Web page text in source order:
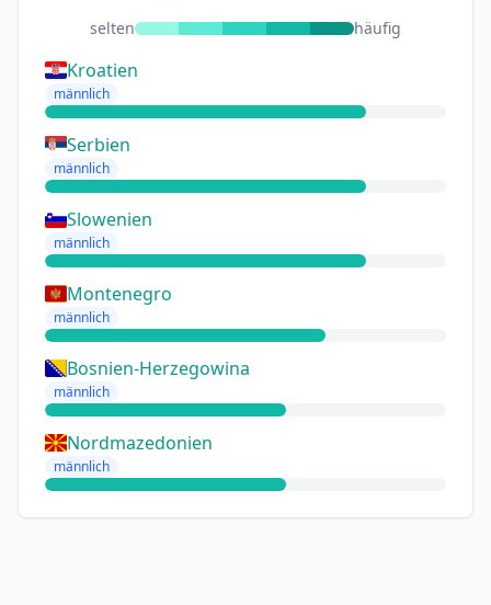
selten häufig
Kroatien
männlich
Serbien
männlich
Slowenien
männlich
Montenegro
männlich
Bosnien-Herzegowina
männlich
Nordmazedonien
männlich